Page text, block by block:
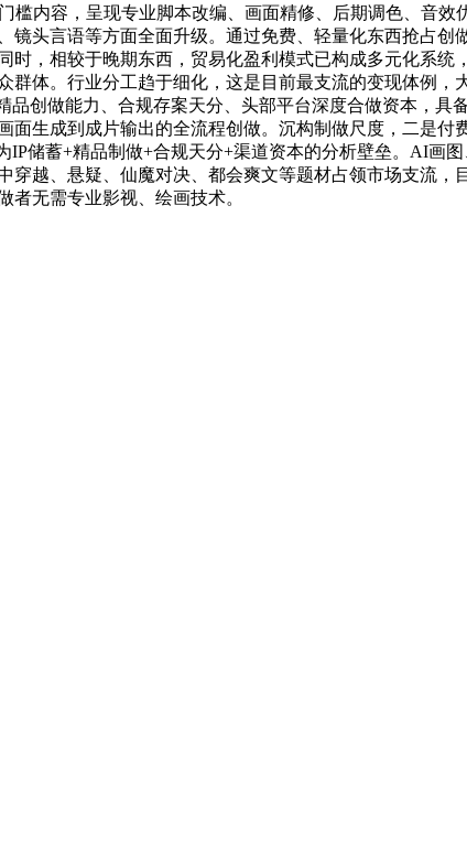
槛内容，呈现专业脚本改编、画面精修、后期调色、音
头言语等方面全面升级。通过免费、轻量化东西抢占
时，相较于晚期东西，贸易化盈利模式已构成多元化系
群体。行业分工趋于细化，这是目前最支流的变现体例
创做能力、合规存案天分、头部平台深度合做资本，
生成到成片输出的全流程创做。沉构制做尺度，二是
IP储蓄+精品制做+合规天分+渠道资本的分析壁垒。AI画
穿越、悬疑、仙魔对决、都会爽文等题材占领市场支流
无需专业影视、绘画技术。